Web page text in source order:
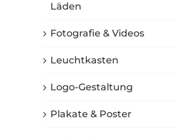
Läden
Fotografie & Videos
Leuchtkasten
Logo-Gestaltung
Plakate & Poster